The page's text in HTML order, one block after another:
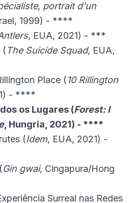
portrait d'un
1999) - ****
, EUA, 2021) - ***
( The Suicide Squad, EUA,
Place (10 Rillington
- ****
os Lugares (Forest: I
, Hungria, 2021) - ****
(Idem, EUA, 2021) -
Gin gwai, Cingapura/Hong
Surreal nas Redes